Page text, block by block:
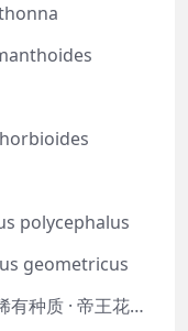
polycephalus
geometricus
天南星观叶指南：绒叶型花烛稀有种质 · 帝王花烛等